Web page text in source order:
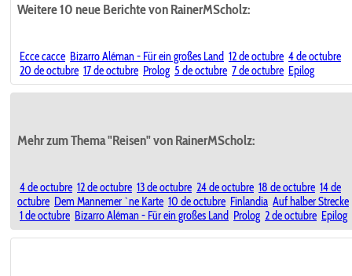
Weitere 10 neue Berichte von RainerMScholz:
Ecce cacce Bizarro Aléman - Für ein großes Land 12 de octubre 4 de octubre
20 de octubre 17 de octubre Prolog 5 de octubre 7 de octubre Epilog
Mehr zum Thema "Reisen" von RainerMScholz:
4 de octubre 12 de octubre 13 de octubre 24 de octubre 18 de octubre 14 de
octubre Dem Mannemer `ne Karte 10 de octubre Finlandia Auf halber Strecke
1 de octubre Bizarro Aléman - Für ein großes Land Prolog 2 de octubre Epilog